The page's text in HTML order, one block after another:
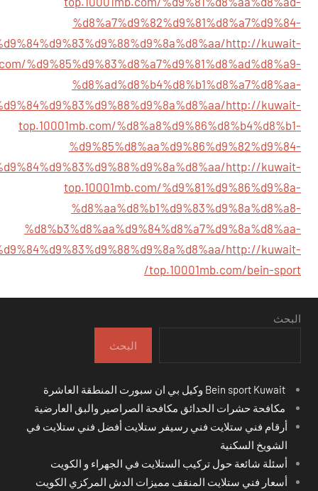
%d8%a7%d9%82%d9%81%d8%a7%d9%84-
http://kuwait-
%d9%85%d9%83%d8%a7%d9%81%d8%ad%d8%a9-
%d8%ad%d8%b4%d8%b1%d8%a7%d8%aa-
http://kuwait-
top.10001mb.com/%d8%a8%d9%86%d8%b4%d8%b1-
%d9%85%d8%aa%d9%86%d9%82%d9%84-
http://kuwait-
top.10001mb.com/%d9%81%d9%86%d9%8a-
%d8%aa%d8%b1%d9%83%d9%8a%d8%a8-
%d8%b3%d8%aa%d9%84%d8%a7%d9%8a%d8%aa-
http://kuwait-
top.10001mb.com/bein-sport/
البحث
البحث
مكافحة حشرات الحدائق مكافحة الصراصير والبق العارضية
أرقام فني ستلايت فني رسيفر ستلايت أفضل فني ستلايت في
الشويخ السكنية
أسئلة شائعة حول تركيب الستلايت في الجهراء و الكويت
أسعار فني ستلايت المنقف مميزات الدش المركزي الكويت